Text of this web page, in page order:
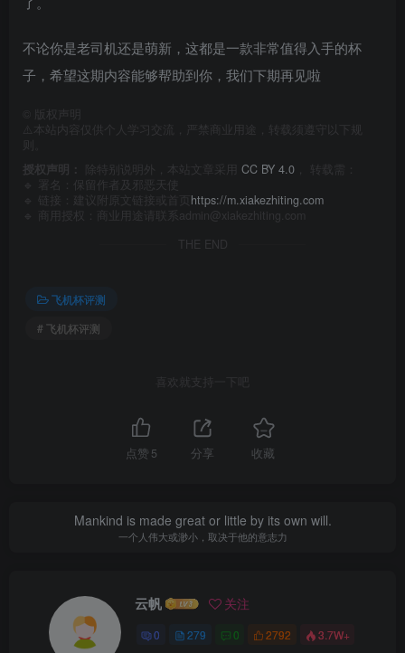
不论你是老司机还是萌新，这都是一款非常值得入手的杯
子，希望这期内容能够帮助到你，我们下期再见啦
版权声明
⚠️本站内容仅供个人学习交流，严禁商业用途，转载须遵守以下规
授权声明：
除特别说明外，本站文章采用 CC BY 4.0 ， 转载需：
🔹 署名：保留作者及 邪恶天使
🔹 链接：建议附原文链接或首页 https://m.xiakezhiting.com
🔹 商用授权：商业用途请联系admin@xiakezhiting.com
THE END
飞机杯评测
# 飞机杯评测
喜欢就支持一下吧
点赞 5 分享 收藏
Mankind is made great or little by its own will.
一个人伟大或渺小，取决于他的意志力
云帆 关注
0 279 0 2792 3.7W+